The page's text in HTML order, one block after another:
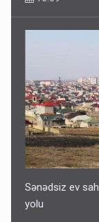
Sənədsiz ev
yolu